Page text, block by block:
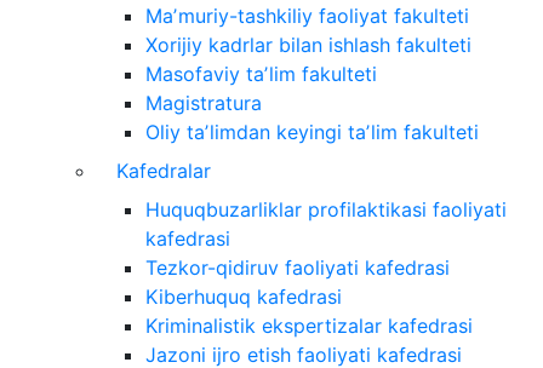
Maʼmuriy-tashkiliy faoliyat fakulteti
Xorijiy kadrlar bilan ishlash fakulteti
Masofaviy taʼlim fakulteti
Magistratura
Oliy taʼlimdan keyingi taʼlim fakulteti
Kafedralar
Huquqbuzarliklar profilaktikasi faoliyati
kafedrasi
Tezkor-qidiruv faoliyati kafedrasi
Kiberhuquq kafedrasi
Kriminalistik ekspertizalar kafedrasi
Jazoni ijro etish faoliyati kafedrasi